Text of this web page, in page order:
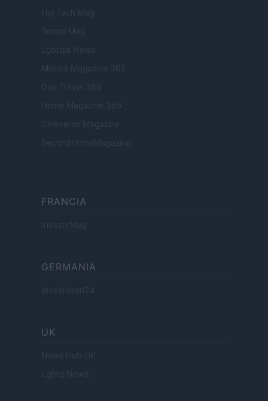
Hig Tech Mag
Scoop Mag
Lgbtqia News
Motors Magazine 365
Day Travel 365
Home Magazine 365
Cineverse Magazine
SecondHomeMagazine
FRANCIA
InvestirMag
GERMANIA
Investieren24
UK
News Hub UK
Lgbtq News